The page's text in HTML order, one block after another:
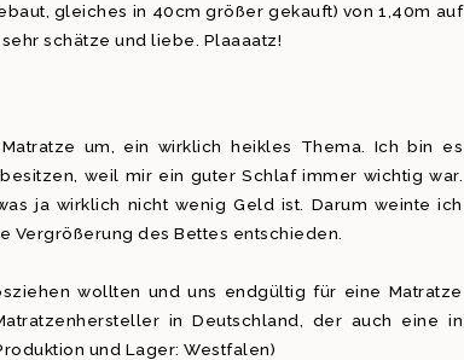
gleiches in 40cm größer gekauft) von 1,40m auf
schätze und liebe. Plaaaatz!
um, ein wirklich heikles Thema. Ich bin es
weil mir ein guter Schlaf immer wichtig war.
ja wirklich nicht wenig Geld ist. Darum weinte ich
Vergrößerung des Bettes entschieden.
wollten und uns endgültig für eine Matratze
in Deutschland, der auch eine in
und Lager: Westfalen)